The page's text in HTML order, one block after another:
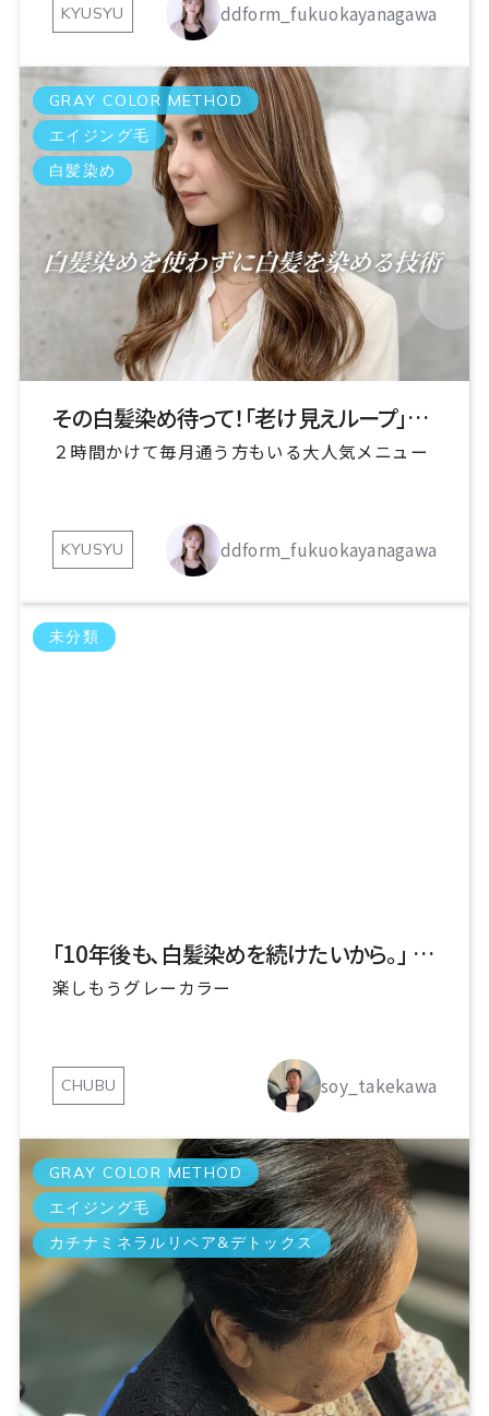
KYUSYU ddform_fukuokayanagawa
GRAY COLOR METHOD
エイジング毛
白髪染め
その白髪染め待って！「老け見えループ」に入る前に！
２時間かけて毎月通う方もいる大人気メニュー
KYUSYU ddform_fukuokayanagawa
未分類
「10年後も、白髪染めを続けたいから。」 豊田・みよしの大人髪を守る「引き算の科学」
楽しもうグレーカラー
CHUBU soy_takekawa
GRAY COLOR METHOD
エイジング毛
カチナミネラルリペア&デトックス